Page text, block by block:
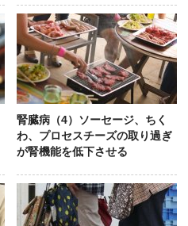
腎臓病（4）ソーセージ、ちく
わ、プロセスチーズの取り過ぎ
が腎機能を低下させる